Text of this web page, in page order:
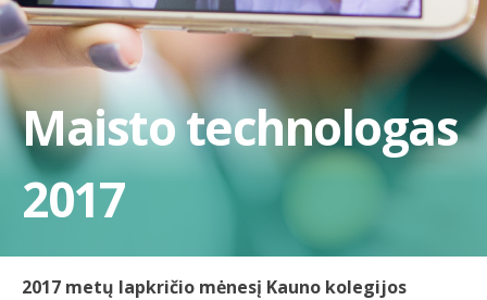
Maisto technologas
2017
2017 metų lapkričio mėnesį Kauno kolegijos